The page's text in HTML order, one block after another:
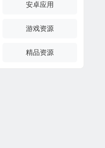
安卓应用
游戏资源
精品资源